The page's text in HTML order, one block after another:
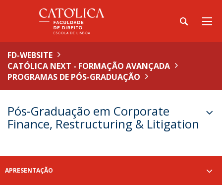
FD-WEBSITE
CATÓLICA NEXT - FORMAÇÃO AVANÇADA
PROGRAMAS DE PÓS-GRADUAÇÃO
Pós-Graduação em Corporate
Finance, Restructuring & Litigation
APRESENTAÇÃO